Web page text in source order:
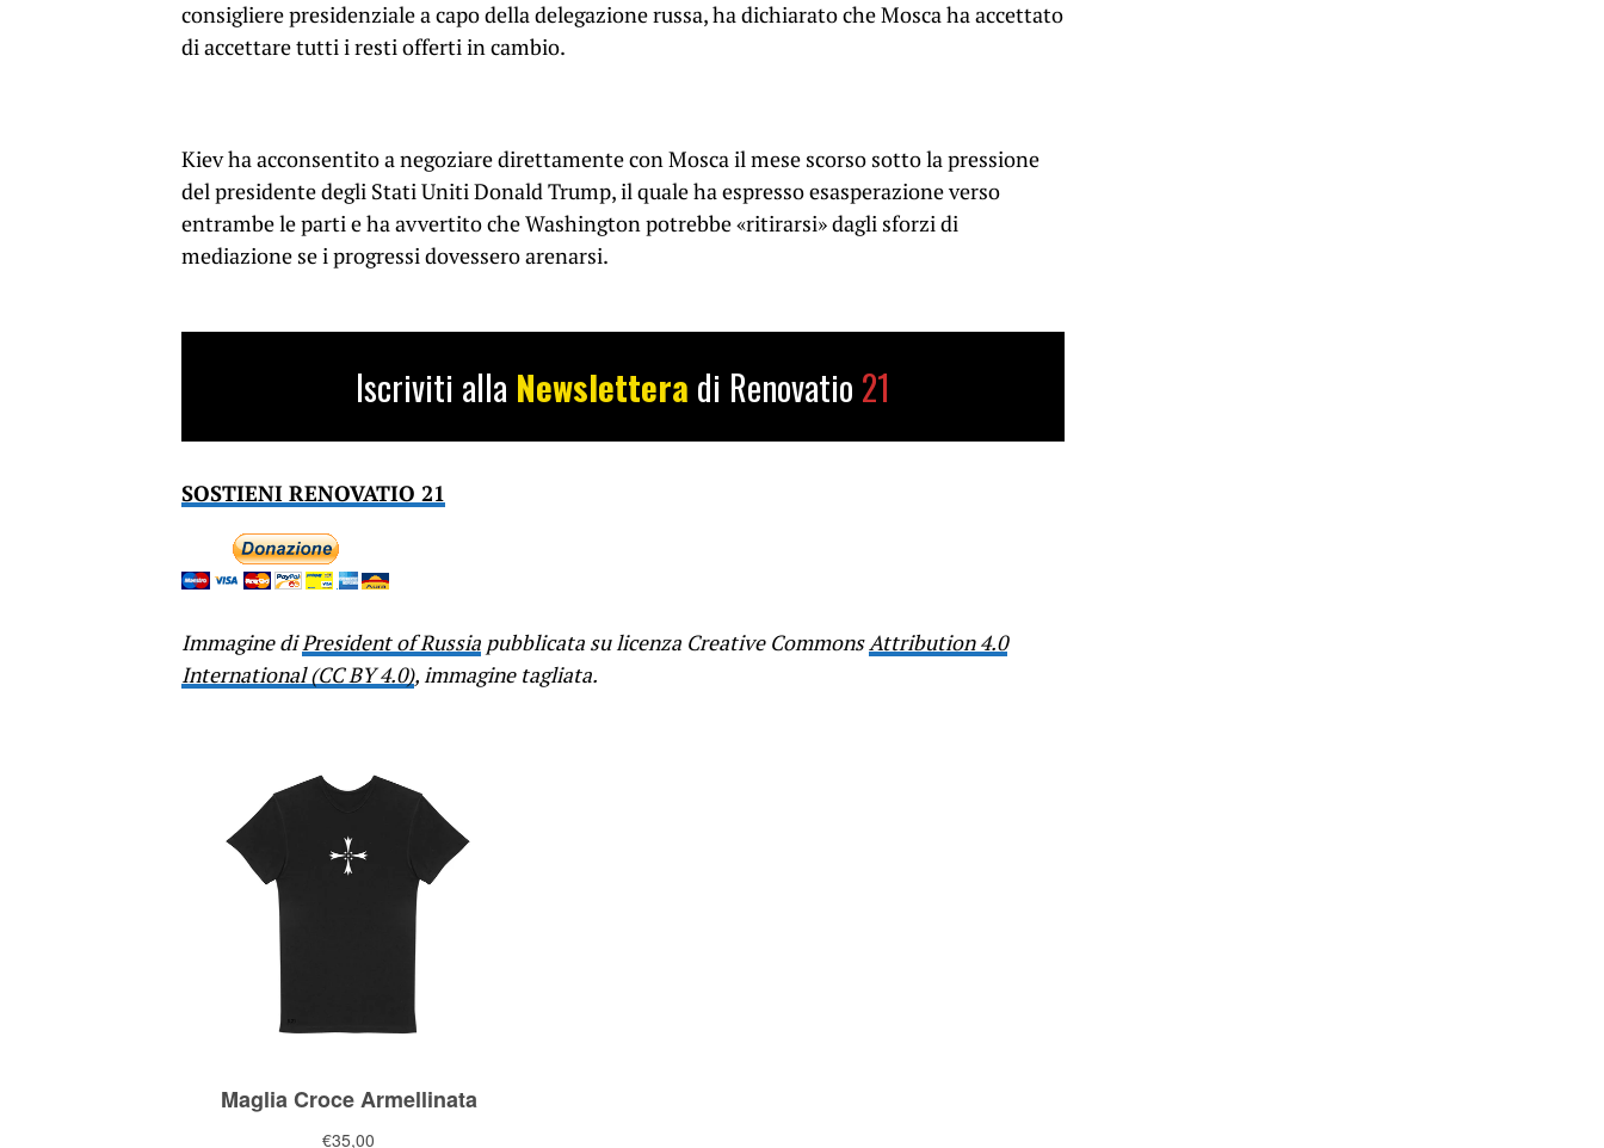
consigliere presidenziale a capo della delegazione russa, ha dichiarato che Mosca ha accettato
di accettare tutti i resti offerti in cambio.
Kiev ha acconsentito a negoziare direttamente con Mosca il mese scorso sotto la pressione
del presidente degli Stati Uniti Donald Trump, il quale ha espresso esasperazione verso
entrambe le parti e ha avvertito che Washington potrebbe «ritirarsi» dagli sforzi di
mediazione se i progressi dovessero arenarsi.
Iscriviti alla Newslettera di Renovatio 21
SOSTIENI RENOVATIO 21
Immagine diPresident of Russia pubblicata su licenza Creative CommonsAttribution 4.0
International (CC BY 4.0), immagine tagliata.